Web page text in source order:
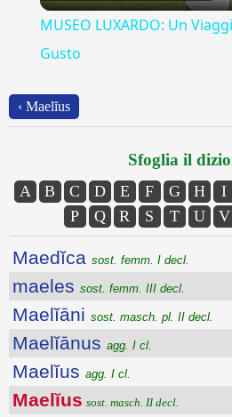
MUSEO LUXARDO: Un
Gusto
‹ Maelĭus
Sfoglia il
A B C D E F G H I
P
Q R S T U V
Maedĭca sost. femm. I decl.
maeles sost. femm. III decl.
Maelĭāni sost. masch. pl. II decl.
Maelĭānus agg. I cl.
Maelĭus agg. I cl.
Maelĭus sost. masch. II decl.